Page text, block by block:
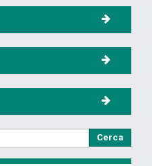
Cerca